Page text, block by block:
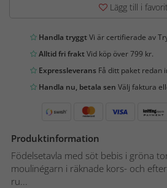
Lägg till i
Handla tryggtVi är certifierade av
Alltid fri fraktVid köp över 799 kr.
Expressleverans Få ditt paket redan
Handla nu, betala sen Välj faktura
Produktinformation
Födelsetavla med söt bebis i gröna
moulinégarn i räknade kors- och
ru...